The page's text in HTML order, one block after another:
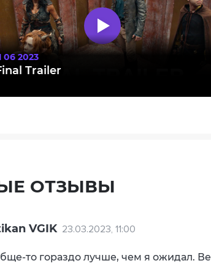
06 2023
Trailer
ОТЗЫВЫ
VGIK 23.03.2023, 11:00
то гораздо лучше, чем я ожидал.